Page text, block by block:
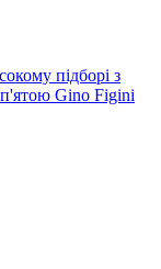
підборі з
п'ятою Gino Figini